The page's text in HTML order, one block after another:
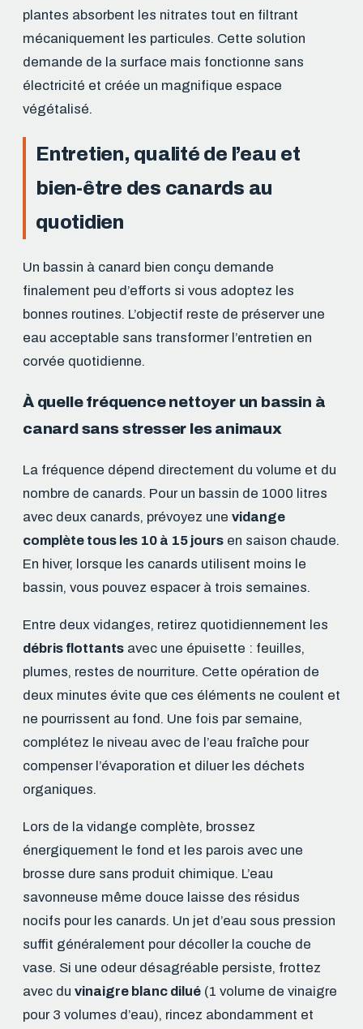
plantes absorbent les nitrates tout en filtrant
mécaniquement les particules. Cette solution
demande de la surface mais fonctionne sans
électricité et créée un magnifique espace
végétalisé.
Entretien, qualité de l’eau et
bien-être des canards au
quotidien
Un bassin à canard bien conçu demande
finalement peu d’efforts si vous adoptez les
bonnes routines. L’objectif reste de préserver une
eau acceptable sans transformer l’entretien en
corvée quotidienne.
À quelle fréquence nettoyer un bassin à
canard sans stresser les animaux
La fréquence dépend directement du volume et du
nombre de canards. Pour un bassin de 1000 litres
avec deux canards, prévoyez une vidange
complète tous les 10 à 15 jours en saison chaude.
En hiver, lorsque les canards utilisent moins le
bassin, vous pouvez espacer à trois semaines.
Entre deux vidanges, retirez quotidiennement les
débris flottants avec une épuisette : feuilles,
plumes, restes de nourriture. Cette opération de
deux minutes évite que ces éléments ne coulent et
ne pourrissent au fond. Une fois par semaine,
complétez le niveau avec de l’eau fraîche pour
compenser l’évaporation et diluer les déchets
organiques.
Lors de la vidange complète, brossez
énergiquement le fond et les parois avec une
brosse dure sans produit chimique. L’eau
savonneuse même douce laisse des résidus
nocifs pour les canards. Un jet d’eau sous pression
suffit généralement pour décoller la couche de
vase. Si une odeur désagréable persiste, frottez
avec du vinaigre blanc dilué (1 volume de vinaigre
pour 3 volumes d’eau), rincez abondamment et